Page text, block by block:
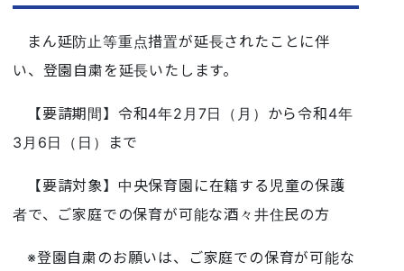
まん延防止等重点措置が延長されたことに伴
い、登園自粛を延長いたします。
【要請期間】令和4年2月7日（月）から令和4年
3月6日（日）まで
【要請対象】中央保育園に在籍する児童の保護
者で、ご家庭での保育が可能な酒々井住民の方
※登園自粛のお願いは、ご家庭での保育が可能な